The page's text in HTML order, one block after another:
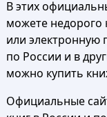
В этих
можете недорого
или электронную
по России и в
можно купить
Официальные